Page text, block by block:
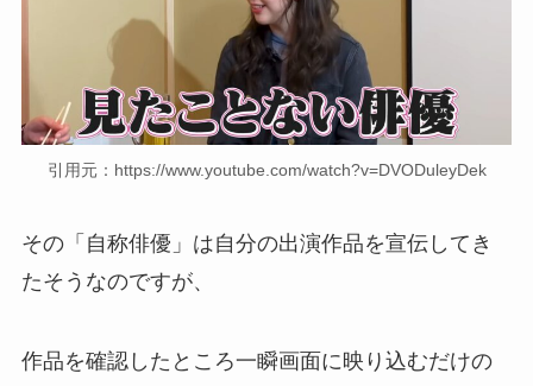
引用元：https://www.youtube.com/watch?v=DVODuleyDek
その「自称俳優」は自分の出演作品を宣伝してき
たそうなのですが、
作品を確認したところ一瞬画面に映り込むだけの